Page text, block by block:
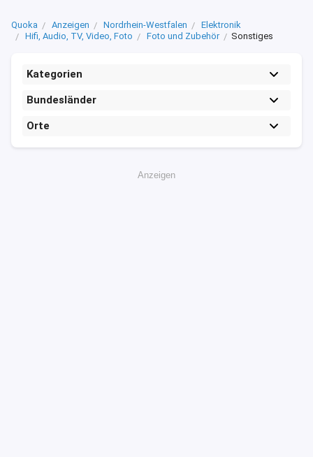
Quoka Anzeigen Nordrhein-Westfalen
Elektronik
Hifi, Audio, TV, Video, Foto
Foto und Zubehör Sonstiges
Kategorien
Bundesländer
Orte
Anzeigen